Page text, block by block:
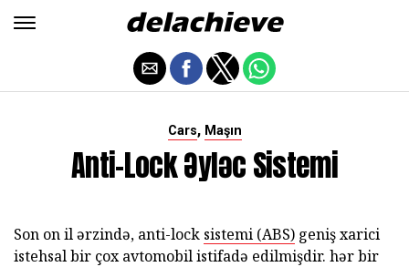
Cars, Maşın
Anti-Lock Əyləc Sistemi
Son on il ərzində, anti-lock sistemi (ABS) geniş xarici
istehsal bir çox avtomobil istifadə edilmişdir. hər bir